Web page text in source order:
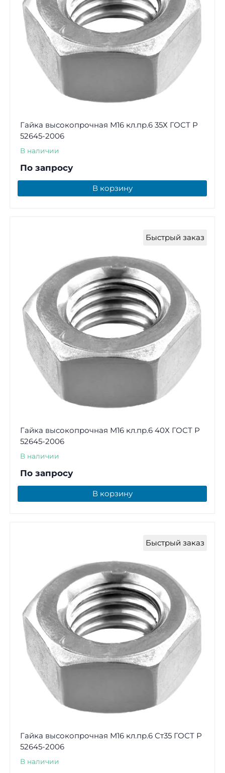
Гайка высокопрочная М16 кл.пр.6 35Х ГОСТ Р
52645-2006
В наличии
По запросу
В корзину
Быстрый заказ
Гайка высокопрочная М16 кл.пр.6 40Х ГОСТ Р
52645-2006
В наличии
По запросу
В корзину
Быстрый заказ
Гайка высокопрочная М16 кл.пр.6 Ст35 ГОСТ Р
52645-2006
В наличии